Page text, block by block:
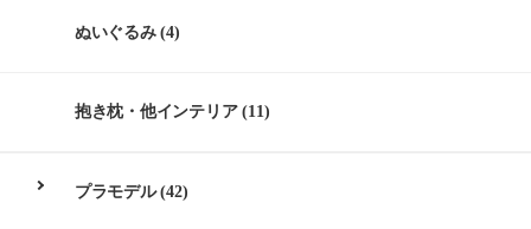
ぬいぐるみ(4)
抱き枕・他インテリア(11)
プラモデル(42)